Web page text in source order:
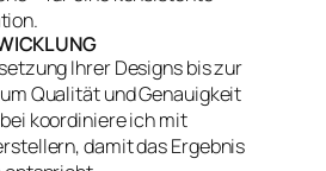
Ihrer Designs bis zur
Qualität und Genauigkeit
koordiniere ich mit
damit das Ergebnis